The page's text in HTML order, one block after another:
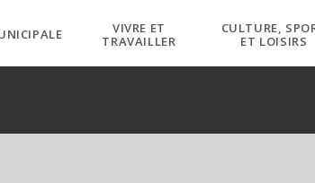
VIVRE ET
TRAVAILLER
CULTURE,
ET LOISIRS